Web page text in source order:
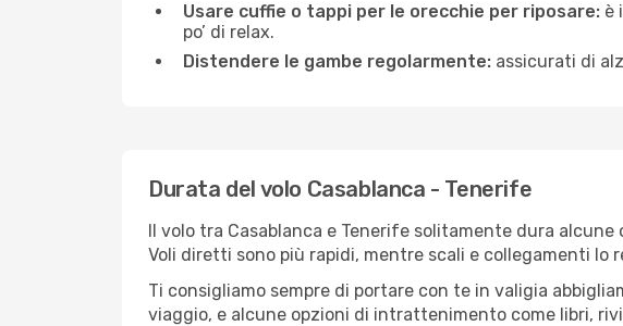
Usare cuffie o tappi per le orecchie per riposare: è
po’ di relax.
Distendere le gambe regolarmente: assicurati di
Durata del volo Casablanca - Tenerife
Il volo tra Casablanca e Tenerife solitamente dura
Voli diretti sono più rapidi, mentre scali e collegamenti lo
Ti consigliamo sempre di portare con te in valigia
viaggio, e alcune opzioni di intrattenimento come libri,